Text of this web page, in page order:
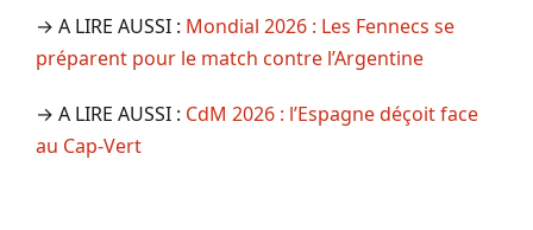
→ A LIRE AUSSI : Mondial 2026 : Les Fennecs se
préparent pour le match contre l’Argentine
→ A LIRE AUSSI : CdM 2026 : l’Espagne déçoit face
au Cap-Vert